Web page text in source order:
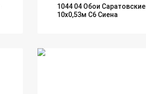
1044 04 Обои Саратовские
10х0,53м С6 Сиена